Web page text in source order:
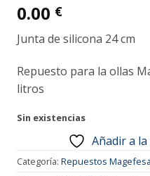
0.00 €
Junta de silicona 24 cm
Repuesto para la ollas
litros
Sin existencias
Añadir a
Categoría: Repuestos Magefesa